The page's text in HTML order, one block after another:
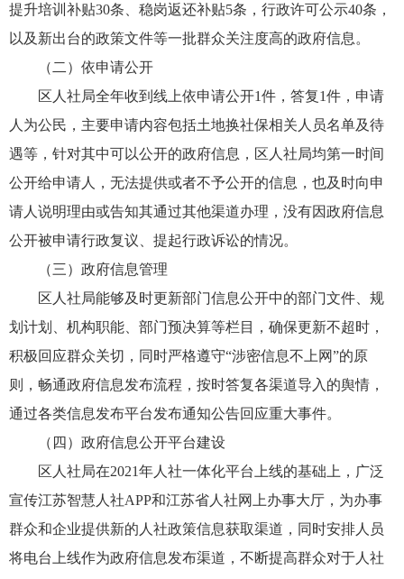
提升培训补贴30条、稳岗返还补贴5条，行政许可公示40条，
以及新出台的政策文件等一批群众关注度高的政府信息。
（二）依申请公开
区人社局全年收到线上依申请公开1件，答复1件，申请
人为公民，主要申请内容包括土地换社保相关人员名单及待
遇等，针对其中可以公开的政府信息，区人社局均第一时间
公开给申请人，无法提供或者不予公开的信息，也及时向申
请人说明理由或告知其通过其他渠道办理，没有因政府信息
公开被申请行政复议、提起行政诉讼的情况。
（三）政府信息管理
区人社局能够及时更新部门信息公开中的部门文件、规
划计划、机构职能、部门预决算等栏目，确保更新不超时，
积极回应群众关切，同时严格遵守“涉密信息不上网”的原
则，畅通政府信息发布流程，按时答复各渠道导入的舆情，
通过各类信息发布平台发布通知公告回应重大事件。
（四）政府信息公开平台建设
区人社局在2021年人社一体化平台上线的基础上，广泛
宣传江苏智慧人社APP和江苏省人社网上办事大厅，为办事
群众和企业提供新的人社政策信息获取渠道，同时安排人员
将电台上线作为政府信息发布渠道，不断提高群众对于人社